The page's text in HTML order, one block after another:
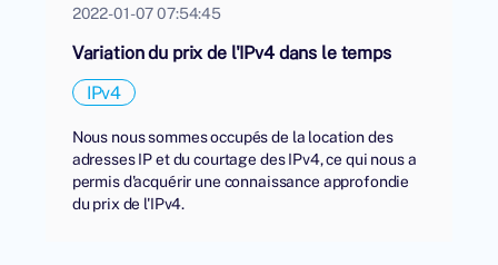
2022-01-07 07:54:45
Variation du prix de l'IPv4 dans le temps
IPv4
Nous nous sommes occupés de la location des
adresses IP et du courtage des IPv4, ce qui nous a
permis d'acquérir une connaissance approfondie
du prix de l'IPv4.